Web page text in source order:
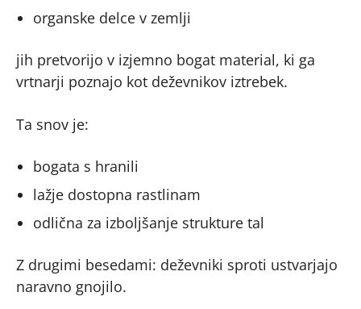
organske delce v zemlji
jih pretvorijo v izjemno bogat material, ki ga
vrtnarji poznajo kot deževnikov iztrebek.
Ta snov je:
bogata s hranili
lažje dostopna rastlinam
odlična za izboljšanje strukture tal
Z drugimi besedami: deževniki sproti ustvarjajo
naravno gnojilo.